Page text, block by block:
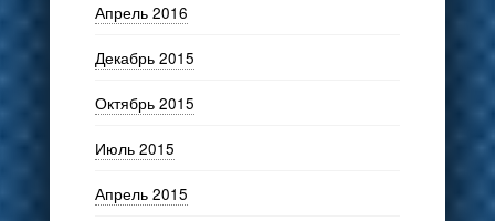
Апрель 2016
Декабрь 2015
Октябрь 2015
Июль 2015
Апрель 2015